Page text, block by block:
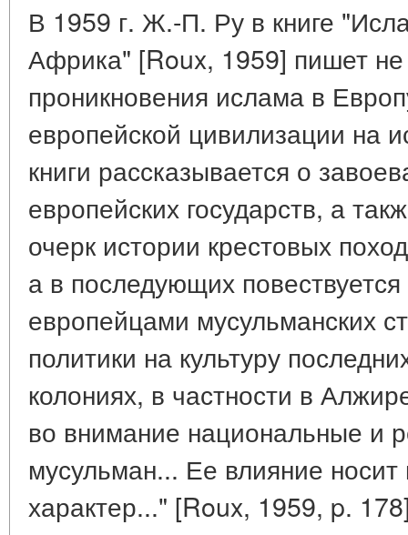
В 1959 г. Ж.-П. Ру в книге
Африка" [Roux, 1959] пишет не
проникновения ислама в
европейской цивилизации на
книги рассказывается о
европейских государств, а
очерк истории крестовых
а в последующих
европейцами мусульманских
политики на культуру
колониях, в частности в
во внимание национальные и
мусульман... Ее влияние
характер..." [Roux, 1959, p.